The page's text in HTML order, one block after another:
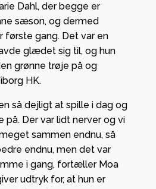
Dahl, der begge er
sæson, og dermed
første gang. Det var en
glædet sig til, og hun
grønne trøje på og
HK.
så dejligt at spille i dag og
på. Der var lidt nerver og vi
sammen endnu, så
endnu, men det var
i gang, fortæller Moa
udtryk for, at hun er